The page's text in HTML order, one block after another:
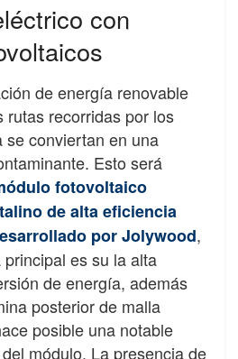
con
de energía renovable
rutas recorridas por los
se conviertan en una
Esto será
fotovoltaico
de alta eficiencia
por Jolywood,
es su la alta
de energía, además
posterior de malla
posible una notable
módulo. La presencia de